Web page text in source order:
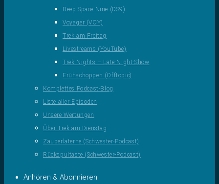
Deep Space Nine (DS9)
Voyager (VOY)
Trek am Freitag
Livestreams (YouTube)
Trek Nights – Late-Night-Show
Frühschoppen (Offtopic)
Komplettes Podcast-Blog
Liste aller Episoden
Unsere Wertungen
Über Trek am Dienstag
Zauberlaterne (Schwester-Podcast)
Rückspultaste (Schwester-Podcast)
Anhören & Abonnieren